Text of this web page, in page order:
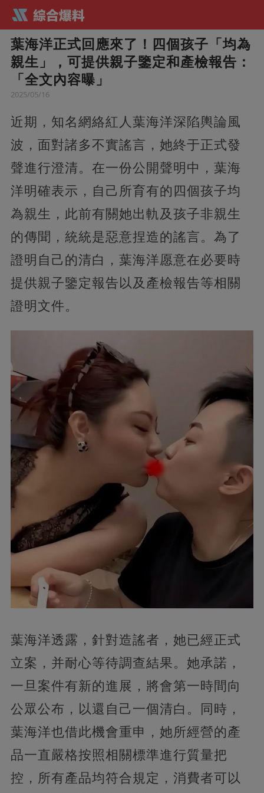
葉海洋正式回應來了！四個孩子「均為
親生」，可提供親子鑒定和產檢報告：
「全文內容曝」
2025/05/16
近期，知名網絡紅人葉海洋深陷輿論風
波，面對諸多不實謠言，她終于正式發
聲進行澄清。在一份公開聲明中，葉海
洋明確表示，自己所育有的四個孩子均
為親生，此前有關她出軌及孩子非親生
的傳聞，統統是惡意捏造的謠言。為了
證明自己的清白，葉海洋愿意在必要時
提供親子鑒定報告以及產檢報告等相關
證明文件。
葉海洋透露，針對造謠者，她已經正式
立案，并耐心等待調查結果。她承諾，
一旦案件有新的進展，將會第一時間向
公眾公布，以還自己一個清白。同時，
葉海洋也借此機會重申，她所經營的產
品一直嚴格按照相關標準進行質量把
控，所有產品均符合規定，消費者可以